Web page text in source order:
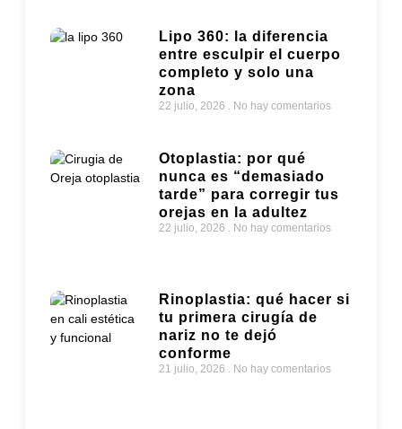
entre esculpir el cuerpo
completo y solo una
zona
22 julio, 2026
nunca es “demasiado
tarde” para corregir tus
orejas en la adultez
22 julio, 2026 No hay comentarios
tu primera cirugía de
nariz no te dejó
conforme
21 julio, 2026 No hay comentarios